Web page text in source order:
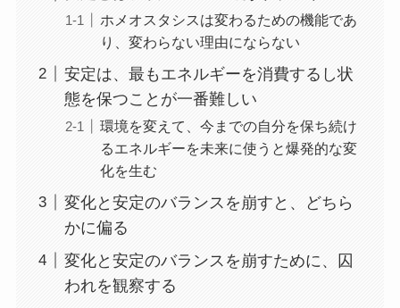
ホメオスタシスは変わるための機能であ
り、変わらない理由にならない
安定は、最もエネルギーを消費するし状
態を保つことが一番難しい
環境を変えて、今までの自分を保ち続け
るエネルギーを未来に使うと爆発的な変
化を生む
変化と安定のバランスを崩すと、どちら
かに偏る
変化と安定のバランスを崩すために、囚
われを観察する